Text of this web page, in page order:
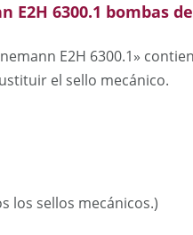
E2H 6300.1 bombas
E2H 6300.1»
el sello mecánico.
los sellos mecánicos.)